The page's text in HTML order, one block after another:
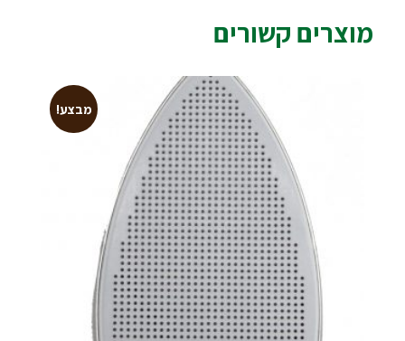
מוצרים קשורים
מבצע!